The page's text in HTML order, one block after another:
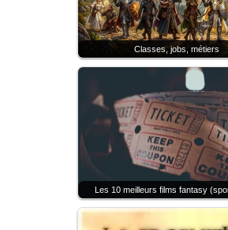
Classes, jobs, métiers
Les 10 meilleurs films fantasy